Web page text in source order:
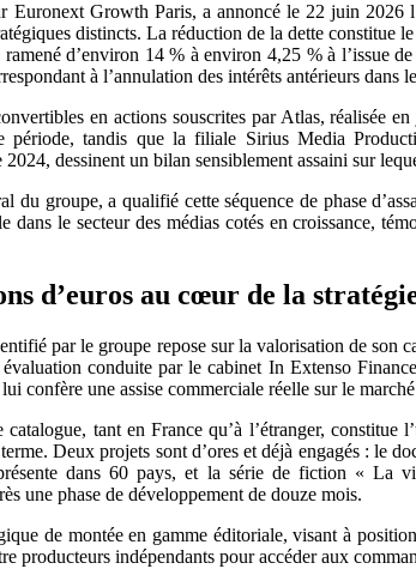
Euronext Growth Paris, a annoncé le 22 juin 2026
distincts. La réduction de la dette
d’environ 14 % à environ 4,25 % à l’issue
à l’annulation des intérêts antérieurs dans
en actions souscrites par Atlas, réalisée
période, tandis que la filiale Sirius Media
dessinent un bilan sensiblement assaini sur
du groupe, a qualifié cette séquence de phase
dans le secteur des médias cotés en croissance,
d’euros au cœur de la
par le groupe repose sur la valorisation de son
conduite par le cabinet In Extenso
confère une assise commerciale réelle sur le
tant en France qu’à l’étranger,
Deux projets sont d’ores et déjà engagés : le
dans 60 pays, et la série de fiction « La
une phase de développement de douze mois.
de montée en gamme éditoriale, visant à
producteurs indépendants pour accéder aux